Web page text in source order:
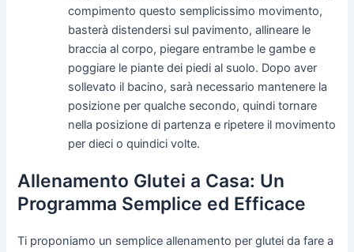
compimento questo semplicissimo movimento,
basterà distendersi sul pavimento, allineare le
braccia al corpo, piegare entrambe le gambe e
poggiare le piante dei piedi al suolo. Dopo aver
sollevato il bacino, sarà necessario mantenere la
posizione per qualche secondo, quindi tornare
nella posizione di partenza e ripetere il movimento
per dieci o quindici volte.
Allenamento Glutei a Casa: Un
Programma Semplice ed Efficace
Ti proponiamo un semplice allenamento per glutei da fare a